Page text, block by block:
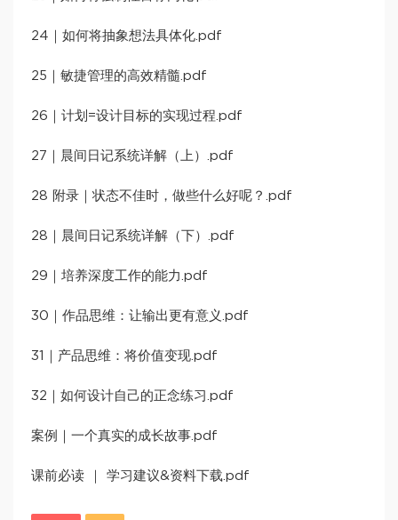
24｜如何将抽象想法具体化.pdf
25｜敏捷管理的高效精髓.pdf
26｜计划=设计目标的实现过程.pdf
27｜晨间日记系统详解（上）.pdf
28 附录｜状态不佳时，做些什么好呢？.pdf
28｜晨间日记系统详解（下）.pdf
29｜培养深度工作的能力.pdf
30｜作品思维：让输出更有意义.pdf
31｜产品思维：将价值变现.pdf
32｜如何设计自己的正念练习.pdf
案例｜一个真实的成长故事.pdf
课前必读 ｜ 学习建议&资料下载.pdf